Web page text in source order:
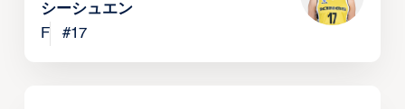
シーシュエン
F
#17